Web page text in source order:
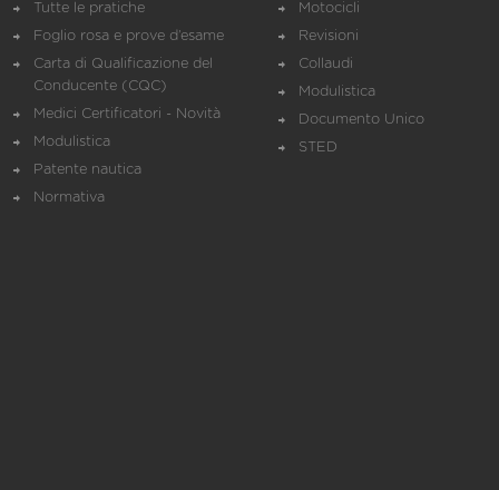
Tutte le pratiche
Foglio rosa e prove d’esame
Carta di Qualificazione del
Conducente (CQC)
Medici Certificatori - Novità
Modulistica
Patente nautica
Normativa
Motocicli
Revisioni
Collaudi
Modulistica
Documento Unico
STED